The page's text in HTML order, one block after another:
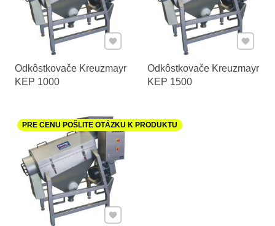
Odkôstkovače Kreuzmayr
KEP 1000
Pridať k Obľúbeným
Odkôstkovače Kreuzmayr
KEP 1500
Pridať
PRE CENU POŠLITE OTÁZKU K PRODUKTU
Pridať k Obľúbeným